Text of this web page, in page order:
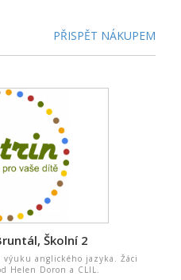
PŘISPĚT NÁKUPEM
Školní 2
výuku anglického jazyka. Žáci
Helen Doron a CLIL.